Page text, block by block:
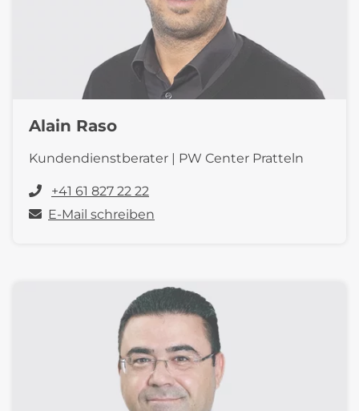
Alain Raso
Kundendienstberater | PW Center Pratteln
+41 61 827 22 22
E-Mail schreiben